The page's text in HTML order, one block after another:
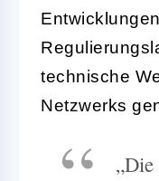
technische
Netzwerks